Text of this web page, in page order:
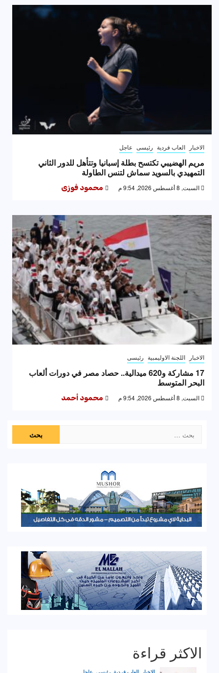
الاخبار العاب فردية رئيسى عاجل
مريم الهضيبي تكتسح بطلة إسبانيا وتتأهل للدور الثاني
التمهيدي بالسويد سماش لتنس الطاولة
السبت, 8 أغسطس 2026, 9:54 م محمود فوزى
الاخبار اللجنة الاوليمبية رئيسى
17 مشاركة و620 ميدالية.. حصاد مصر في دورات ألعاب
البحر المتوسط
السبت, 8 أغسطس 2026, 9:54 م محمود أحمد
عن:
الاكثر قراءة